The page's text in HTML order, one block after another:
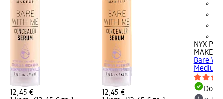
12,45 €
12,45 €
NYX
MAKEUP
Bare
Medium